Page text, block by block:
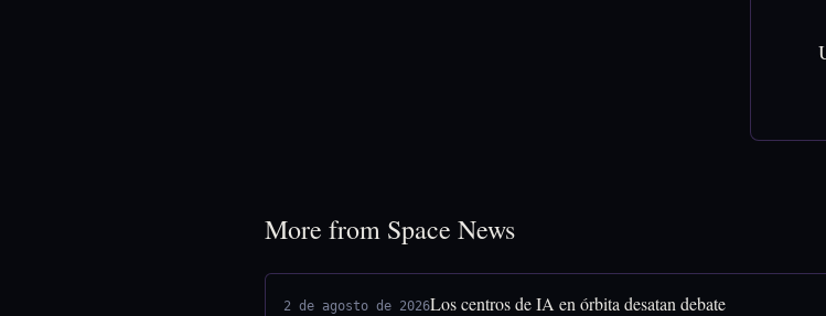
More from Space News
2 de agosto de 2026Los centros de IA en órbita desatan debate